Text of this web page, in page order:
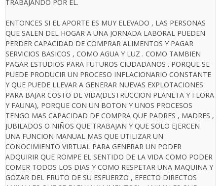
TRABAJANDO POR EL.
ENTONCES SI EL APORTE ES MUY ELEVADO , LAS PERSONAS
QUE SALEN DEL HOGAR A UNA JORNADA LABORAL PUEDEN
PERDER CAPACIDAD DE COMPRAR ALIMENTOS Y PAGAR
SERVICIOS BASICOS , COMO AGUA Y LUZ . COMO TAMBIEN
PAGAR ESTUDIOS PARA FUTUROS CIUDADANOS . PORQUE SE
PUEDE PRODUCIR UN PROCESO INFLACIONARIO CONSTANTE
Y QUE PUEDE LLEVAR A GENERAR NUEVAS EXPLOTACIONES
PARA BAJAR COSTO DE VIDA(DESTRUCCION PLANETA Y FLORA
Y FAUNA), PORQUE CON UN BOTON Y UNOS PROCESOS
TENGO MAS CAPACIDAD DE COMPRA QUE PADRES , MADRES ,
JUBILADOS O NIÑOS QUE TRABAJAN Y QUE SOLO EJERCEN
UNA FUNCION MANUAL MAS QUE UTILIZAR UN
CONOCIMIENTO VIRTUAL PARA GENERAR UN PODER
ADQUIRIR QUE ROMPE EL SENTIDO DE LA VIDA COMO PODER
COMER TODOS LOS DIAS Y COMO RESPETAR UNA MAQUINA Y
GOZAR DEL FRUTO DE SU ESFUERZO , EFECTO DIRECTOS